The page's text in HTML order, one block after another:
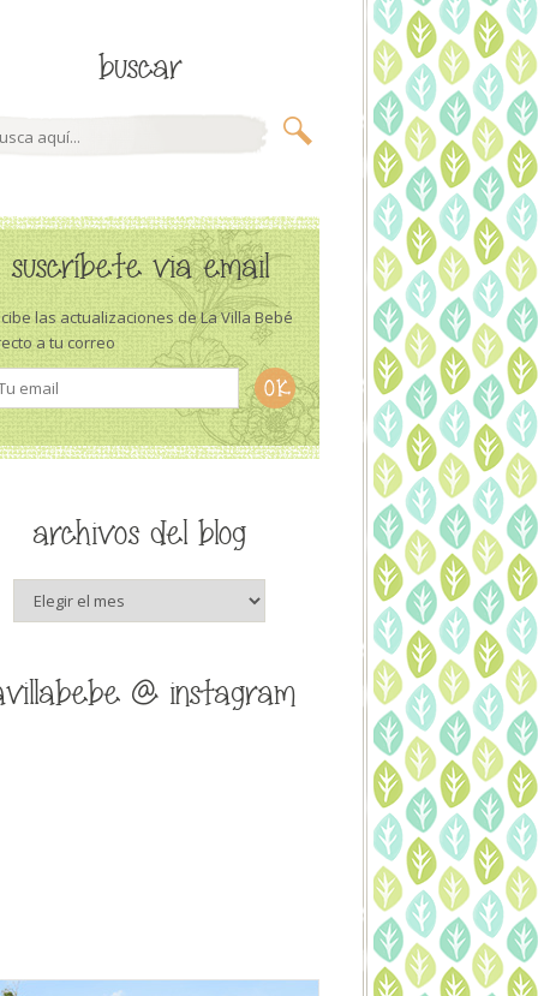
buscar
suscríbete via email
las actualizaciones de La Villa Bebé
a tu correo
archivos del blog
archivos
@ instagram